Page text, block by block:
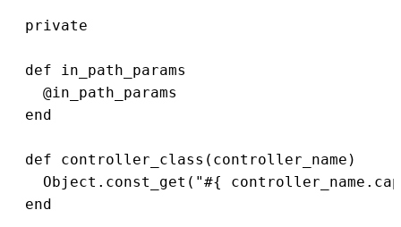
  private
  def in_path_params
    @in_path_params
  end
  def controller_class(controller_name)
Object.const_get("#{
  end